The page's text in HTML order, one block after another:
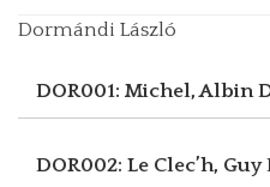
Dormándi László
DOR001: Michel, Albin
DOR002: Le Clec’h, Guy